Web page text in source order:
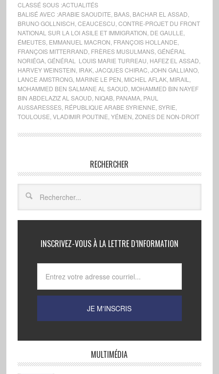
CLASSÉ SOUS :ACTUALITÉS
BALISÉ AVEC :ARABIE SAOUDITE BAAS, BACHAR EL ASSAD
BRUNO GOLLNISCH CEAUCESCU CONTRE-PROJET DU FRONT
NATIONAL SUR LA LOI ASILE ET IMMIGRATION DE GAULLE
ÉMEUTES, EMMANUEL MACRON FRANÇOIS HOLLANDE
FRANÇOIS MITTERRAND FRÈRES MUSULMANS, GÉNÉRAL
NORIÉGA, GÉNÉRAL LOUIS MARIE TURREAU HAFEZ EL ASSAD
HARVEY WEINSTEIN IRAK, JACQUES CHIRAC JOHN GALLIANO,
LANCE AMSTRONG, MARINE LE PEN MICHEL AFLAK, MIRAIL
MOHAMMED BEN SALMANE AL SAOUD MOHAMMED BIN NAYEF
BIN ABDELAZIZ AL SAOUD NIQAB, PANAMA, PAUL
AUSSARESSES, RÉPUBLIQUE ARABE SYRIENNE SYRIE
TOULOUSE VLADIMIR POUTINE YÉMEN ZONES DE NON-DROIT
RECHERCHER
INSCRIVEZ-VOUS À LA LETTRE D’INFORMATION
MULTIMÉDIA